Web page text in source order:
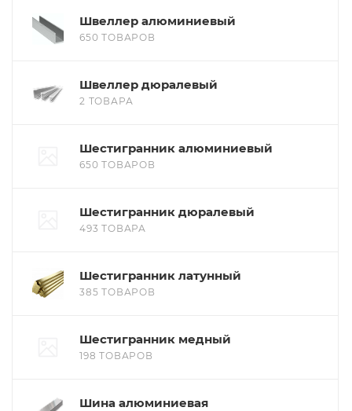
Швеллер алюминиевый
650 ТОВАРОВ
Швеллер дюралевый
2 ТОВАРА
Шестигранник алюминиевый
650 ТОВАРОВ
Шестигранник дюралевый
493 ТОВАРА
Шестигранник латунный
385 ТОВАРОВ
Шестигранник медный
198 ТОВАРОВ
Шина алюминиевая